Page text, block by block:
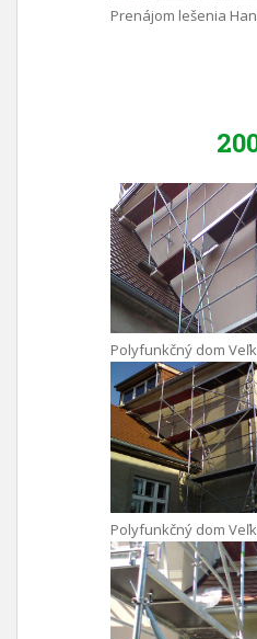
Prenájom lešenia
Polyfunkčný dom
Polyfunkčný dom